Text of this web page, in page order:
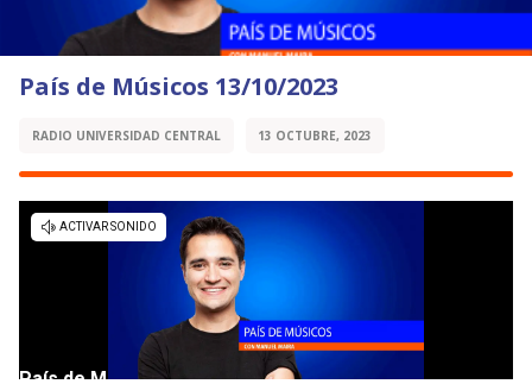
País de Músicos 13/10/2023
RADIO UNIVERSIDAD CENTRAL 13 OCTUBRE, 2023